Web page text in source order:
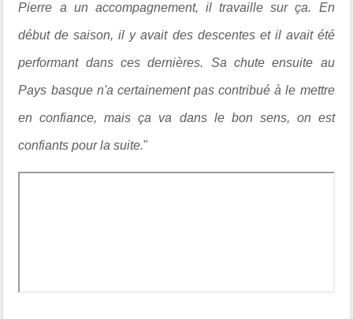
Pierre a un accompagnement, il travaille sur ça. En
début de saison, il y avait des descentes et il avait été
performant dans ces dernières. Sa chute ensuite au
Pays basque n'a certainement pas contribué à le mettre
en confiance, mais ça va dans le bon sens, on est
confiants pour la suite."